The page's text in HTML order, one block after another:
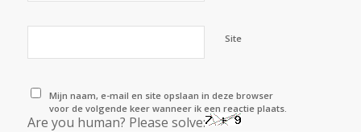
Site
Mijn naam, e-mail en site opslaan in deze browser
voor de volgende keer wanneer ik een reactie plaats.
Are you human? Please solve: